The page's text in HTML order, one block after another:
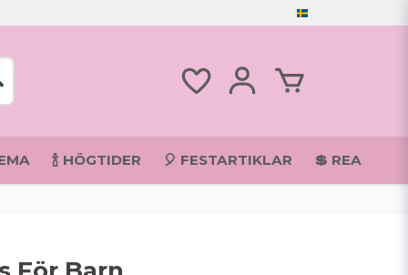
🍾 HÖGTIDER 🎈 FESTARTIKLAR 💲 REA